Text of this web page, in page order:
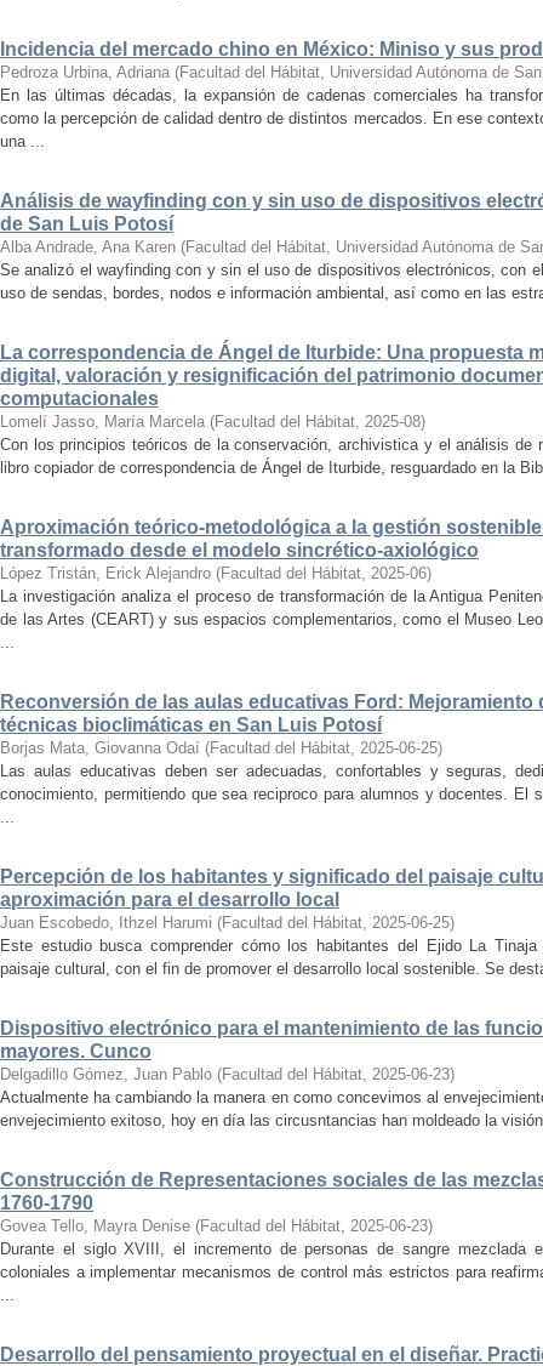
Incidencia del mercado chino en México: Miniso y sus
Pedroza Urbina, Adriana (Facultad del Hábitat, Universidad Autónoma de
En las últimas décadas, la expansión de cadenas comerciales ha
como la percepción de calidad dentro de distintos mercados. En ese
una ...
Análisis de wayfinding con y sin uso de dispositivos
de San Luis Potosí
Alba Andrade, Ana Karen (Facultad del Hábitat, Universidad Autónoma de
Se analizó el wayfinding con y sin el uso de dispositivos electrónicos, con
uso de sendas, bordes, nodos e información ambiental, así como en las
La correspondencia de Ángel de Iturbide: Una propuesta
digital, valoración y resignificación del patrimonio
computacionales
Lomelí Jasso, María Marcela (Facultad del Hábitat, 2025-08)
Con los principios teóricos de la conservación, archivistica y el análisis de
libro copiador de correspondencia de Ángel de Iturbide, resguardado en la
Aproximación teórico-metodológica a la gestión
transformado desde el modelo sincrético-axiológico
López Tristán, Erick Alejandro (Facultad del Hábitat, 2025-06)
La investigación analiza el proceso de transformación de la Antigua
de las Artes (CEART) y sus espacios complementarios, como el Museo
...
Reconversión de las aulas educativas Ford:
técnicas bioclimáticas en San Luis Potosí
Borjas Mata, Giovanna Odaí (Facultad del Hábitat, 2025-06-25)
Las aulas educativas deben ser adecuadas, confortables y seguras,
conocimiento, permitiendo que sea reciproco para alumnos y docentes. El
...
Percepción de los habitantes y significado del paisaje
aproximación para el desarrollo local
Juan Escobedo, Ithzel Harumi (Facultad del Hábitat, 2025-06-25)
Este estudio busca comprender cómo los habitantes del Ejido La
paisaje cultural, con el fin de promover el desarrollo local sostenible. Se
Dispositivo electrónico para el mantenimiento de las
mayores. Cunco
Delgadillo Gómez, Juan Pablo (Facultad del Hábitat, 2025-06-23)
Actualmente ha cambiando la manera en como concevimos al
envejecimiento exitoso, hoy en día las circusntancias han moldeado la
Construcción de Representaciones sociales de las
1760-1790
Govea Tello, Mayra Denise (Facultad del Hábitat, 2025-06-23)
Durante el siglo XVIII, el incremento de personas de sangre
coloniales a implementar mecanismos de control más estrictos para
...
Desarrollo del pensamiento proyectual en el diseñar.